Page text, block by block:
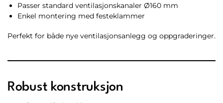
Passer standard ventilasjonskanaler Ø160 mm
Enkel montering med festeklammer
Perfekt for både nye ventilasjonsanlegg og oppgraderinger.
Robust konstruksjon